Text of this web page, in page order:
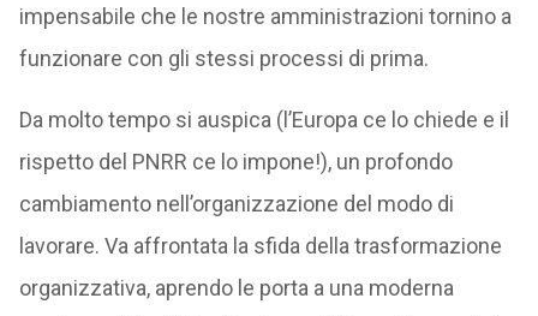
impensabile che le nostre amministrazioni tornino a
funzionare con gli stessi processi di prima.
Da molto tempo si auspica (l’Europa ce lo chiede e il
rispetto del PNRR ce lo impone!), un profondo
cambiamento nell’organizzazione del modo di
lavorare. Va affrontata la sfida della trasformazione
organizzativa, aprendo le porta a una moderna